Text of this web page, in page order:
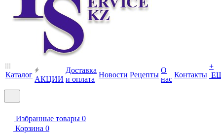
Каталог
АКЦИИ
Доставка
и оплата
Новости Рецепты
О
нас
Контакты
+
Избранные товары 0
Корзина 0